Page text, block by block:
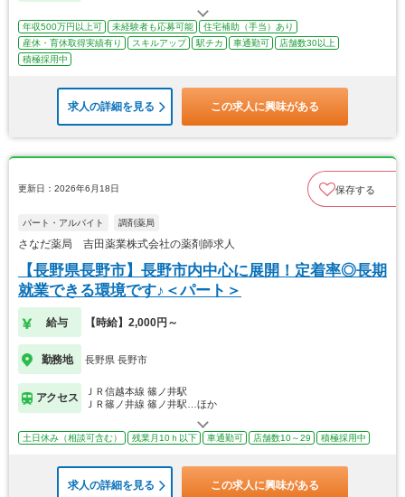
年収500万円以上可 未経験者も応募可能
住宅補助（手当）あり
産休・育休取得実績有り
スキルアップ 駅チカ 車通勤可
店舗数30以上
積極採用中
求人の詳細を見る この求人に興味がある
更新日：2026年6月18日 保存する
パート・アルバイト 調剤薬局
さなだ薬局 吉田薬業株式会社の薬剤師求人
【長野県長野市】長野市内中心に展開！定着率◎長期
就業できる環境です♪＜パート＞
給与 【時給】2,000円～
勤務地 長野県 長野市
アクセス
ＪＲ信越本線 篠ノ井駅
ＪＲ篠ノ井線 篠ノ井駅…ほか
土日休み（相談可含む） 残業月10ｈ以下 車通勤可 店舗数10～29 積極採用中
求人の詳細を見る この求人に興味がある